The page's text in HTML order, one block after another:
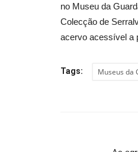
no Museu da
Colecção de
acervo acessível a
Tags: Museus da